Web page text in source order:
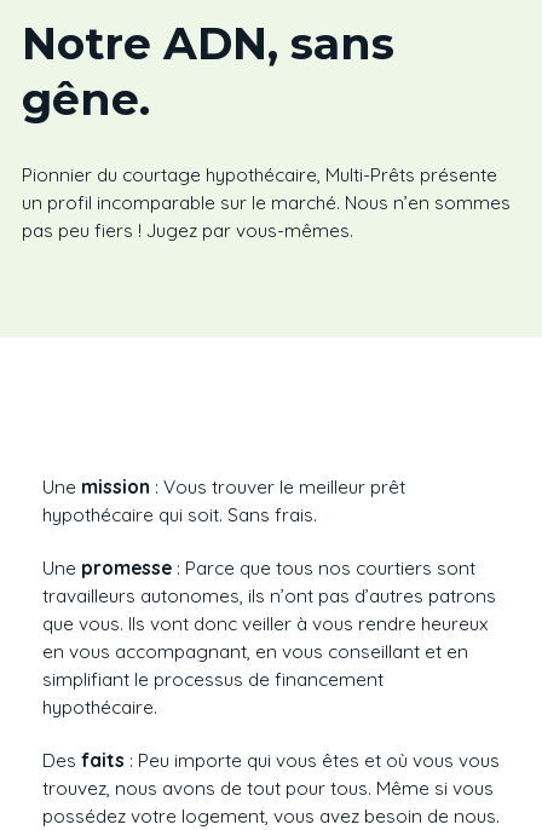
Notre ADN, sans
gêne.
Pionnier du courtage hypothécaire, Multi-Prêts présente
un profil incomparable sur le marché. Nous n’en sommes
pas peu fiers ! Jugez par vous-mêmes.
Une mission : Vous trouver le meilleur prêt
hypothécaire qui soit. Sans frais.
Une promesse : Parce que tous nos courtiers sont
travailleurs autonomes, ils n’ont pas d’autres patrons
que vous. Ils vont donc veiller à vous rendre heureux
en vous accompagnant, en vous conseillant et en
simplifiant le processus de financement
hypothécaire.
Des faits : Peu importe qui vous êtes et où vous vous
trouvez, nous avons de tout pour tous. Même si vous
possédez votre logement, vous avez besoin de nous.